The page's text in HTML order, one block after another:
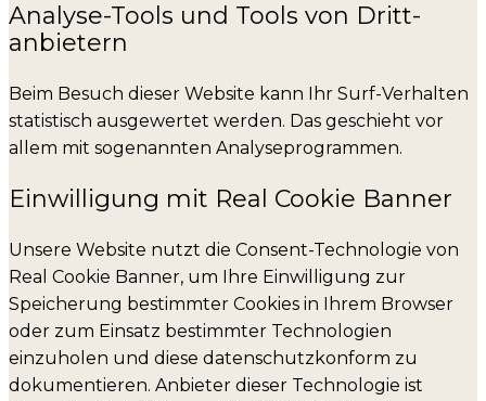
Analyse-Tools und Tools von Dritt­
anbietern
Beim Besuch dieser Website kann Ihr Surf-Verhalten
statistisch ausgewertet werden. Das geschieht vor
allem mit sogenannten Analyseprogrammen.
Einwilligung mit Real Cookie Banner
Unsere Website nutzt die Consent-Technologie von
Real Cookie Banner, um Ihre Einwilligung zur
Speicherung bestimmter Cookies in Ihrem Browser
oder zum Einsatz bestimmter Technologien
einzuholen und diese datenschutzkonform zu
dokumentieren. Anbieter dieser Technologie ist